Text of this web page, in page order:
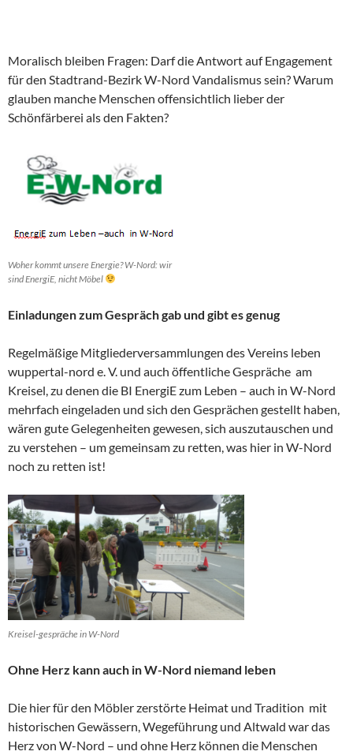
Moralisch bleiben Fragen: Darf die Antwort auf Engagement
für den Stadtrand-Bezirk W-Nord Vandalismus sein? Warum
glauben manche Menschen offensichtlich lieber der
Schönfärberei als den Fakten?
Woher kommt unsere Energie? W-Nord: wir
sind EnergiE, nicht Möbel
Einladungen zum Gespräch gab und gibt es genug
Regelmäßige Mitgliederversammlungen des Vereins leben
wuppertal-nord e. V. und auch öffentliche Gespräche am
Kreisel, zu denen die BI EnergiE zum Leben – auch in W-Nord
mehrfach eingeladen und sich den Gesprächen gestellt haben,
wären gute Gelegenheiten gewesen, sich auszutauschen und
zu verstehen – um gemeinsam zu retten, was hier in W-Nord
noch zu retten ist!
Kreisel-gespräche in W-Nord
Ohne Herz kann auch in W-Nord niemand leben
Die hier für den Möbler zerstörte Heimat und Tradition mit
historischen Gewässern, Wegeführung und Altwald war das
Herz von W-Nord – und ohne Herz können die Menschen